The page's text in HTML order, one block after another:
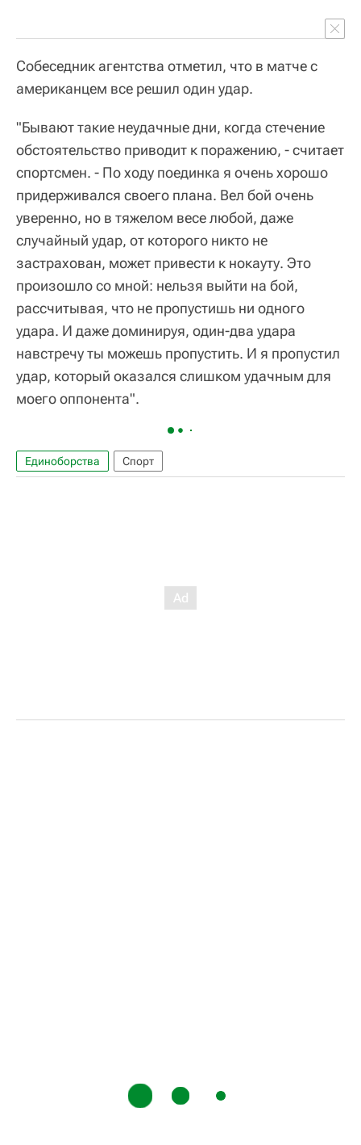
Собеседник агентства отметил, что в матче с
американцем все решил один удар.
"Бывают такие неудачные дни, когда стечение
обстоятельство приводит к поражению, - считает
спортсмен. - По ходу поединка я очень хорошо
придерживался своего плана. Вел бой очень
уверенно, но в тяжелом весе любой, даже
случайный удар, от которого никто не
застрахован, может привести к нокауту. Это
произошло со мной: нельзя выйти на бой,
рассчитывая, что не пропустишь ни одного
удара. И даже доминируя, один-два удара
навстречу ты можешь пропустить. И я пропустил
удар, который оказался слишком удачным для
моего оппонента".
Единоборства Спорт